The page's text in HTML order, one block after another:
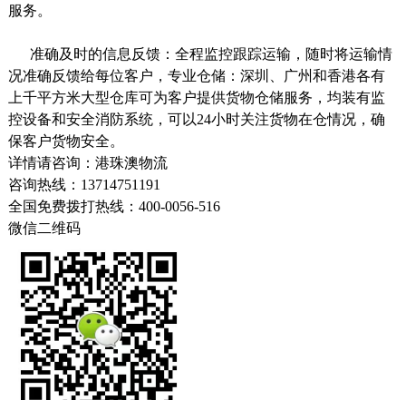
服务。
准确及时的信息反馈：全程监控跟踪运输，随时将运输情
况准确反馈给每位客户， 专业仓储：深圳、广州和香港各有
上千平方米大型仓库可为客户提供货物仓储服务，均装有监
控设备和安全消防系统，可以24小时关注货物在仓情况，确
保客户货物安全。
详情请咨询：港珠澳物流
咨询热线：13714751191
全国免费拨打热线：400-0056-516
微信二维码